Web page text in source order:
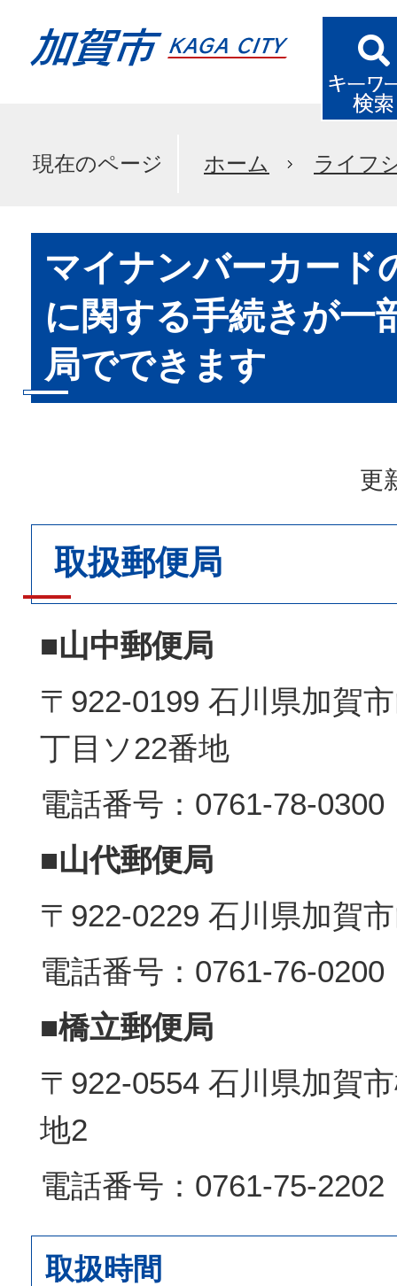
現在のページ ホーム ライフ
マイナンバーカード
に関する手続きが一
局でできます
更
取扱郵便局
■山中郵便局
〒922-0199 石川県加賀
丁目ソ22番地
電話番号：0761-78-0300
■山代郵便局
〒922-0229 石川県加賀
電話番号：0761-76-0200
■橋立郵便局
〒922-0554 石川県加賀
地2
電話番号：0761-75-2202
取扱時間